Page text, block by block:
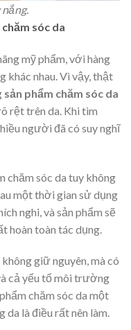
sóc da
mỹ phẩm, với hàng
khác nhau. Vì vậy, thật
sản phẩm chăm sóc da
rệt trên da. Khi tìm
người đã có suy nghĩ
chăm sóc da tuy không
một thời gian sử dụng
nghi, và sản phẩm sẽ
hoàn toàn tác dụng.
giữ nguyên, mà có
cả yếu tố môi trường
chăm sóc da một
da là điều rất nên làm.